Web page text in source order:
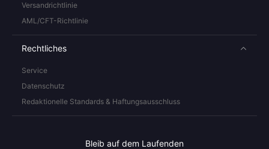
Versandrichtlinie
AML/CFT-Richtlinie
Rechtliches
Service
Datenschutz
Redaktionelle Standards & Haftungsausschluss
Bleib auf dem Laufenden